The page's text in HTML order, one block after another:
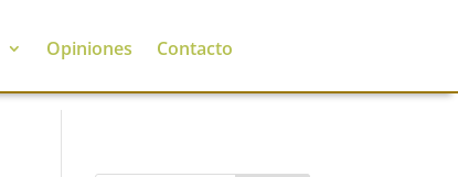
Opiniones Contacto